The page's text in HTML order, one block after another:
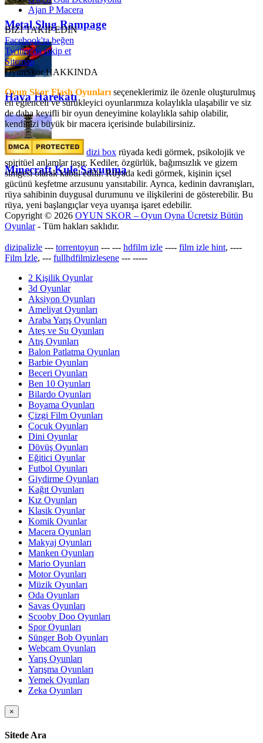
Metal Slug Rampage
Hava Harekatı
Minecraft Kule Savunma
Ajan P Macera
BİZİ TAKİP EDİN
Facebook'ta beğen
Twitter'da takip et
Sitemap
OyunSkor HAKKINDA
Oyun Skor Flash Oyunları seçeneklerimiz ile özenle oluşturulmuş
en eğlenceli ve sürükleyici oyunlarımıza kolaylıkla ulaşabilir ve siz
de daha keyifli bir oyun deneyimine kolaylıkla sahip olabilir,
kendinizi büyük bir macera içerisinde bulabilirsiniz.
dizi box rüyada kedi görmek​, psikolojik ve
spiritüel anlamlar taşır. Kediler, özgürlük, bağımsızlık ve gizem
simgesi olarak kabul edilir. Rüyada kedi görmek, kişinin içsel
gücünü keşfetme arzusunu yansıtabilir. Ayrıca, kedinin davranışları,
rüya sahibinin duygusal durumunu ve ilişkilerini de gösterebilir. Bu
rüya, yeni başlangıçlar veya uyanışa işaret edebilir.
Copyright © 2026 OYUN SKOR – Oyun Oyna Ücretsiz Bütün
Oyunlar- Tüm hakları saklıdır.
dizipalizle --- torrentoyun --- --- hdfilm izle ---- film izle hint, ----
Film İzle, --- fullhdfilmizlesene --- -----
2 Kişilik Oyunlar
3d Oyunlar
Aksiyon Oyunları
Ameliyat Oyunları
Araba Yarış Oyunları
Ateş ve Su Oyunları
Atış Oyunları
Balon Patlatma Oyunları
Barbie Oyunları
Beceri Oyunları
Ben 10 Oyunları
Bilardo Oyunları
Boyama Oyunları
Çizgi Film Oyunları
Çocuk Oyunları
Dini Oyunlar
Dövüş Oyunları
Eğitici Oyunlar
Futbol Oyunları
Giydirme Oyunları
Kağıt Oyunları
Kız Oyunları
Klasik Oyunlar
Komik Oyunlar
Macera Oyunları
Makyaj Oyunları
Manken Oyunları
Mario Oyunları
Motor Oyunları
Müzik Oyunları
Oda Oyunları
Savas Oyunları
Scooby Doo Oyunları
Spor Oyunları
Sünger Bob Oyunları
Webcam Oyunları
Yarış Oyunları
Yarışma Oyunları
Yemek Oyunları
Zeka Oyunları
×
Sitede Ara